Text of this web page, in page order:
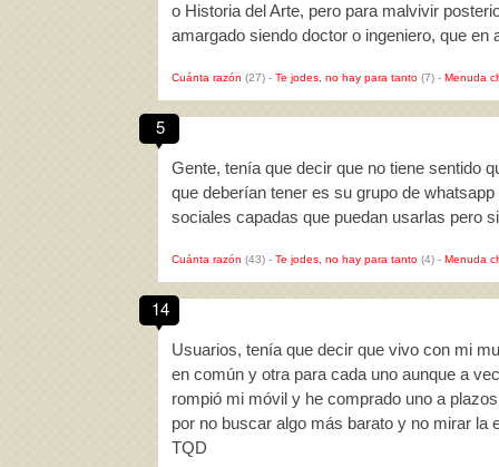
o Historia del Arte, pero para malvivir
amargado siendo doctor o ingeniero, que
Cuánta razón (27) - Te jodes, no hay para tanto (7) - Menuda
5
Gente, tenía que decir que no tiene sentido
que deberían tener es su grupo de
sociales capadas que puedan usarlas pero
Cuánta razón (43) - Te jodes, no hay para tanto (4) - Menuda
14
Usuarios, tenía que decir que vivo con mi
en común y otra para cada uno aunque a
rompió mi móvil y he comprado uno a
por no buscar algo más barato y no mirar
TQD